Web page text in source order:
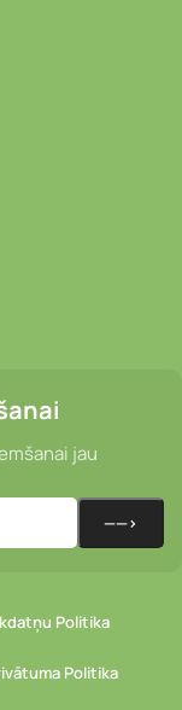
Portatīvie
jau
Politika
Politika